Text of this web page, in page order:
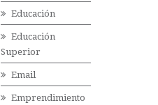
Educación
Educación
Superior
Email
Emprendimiento